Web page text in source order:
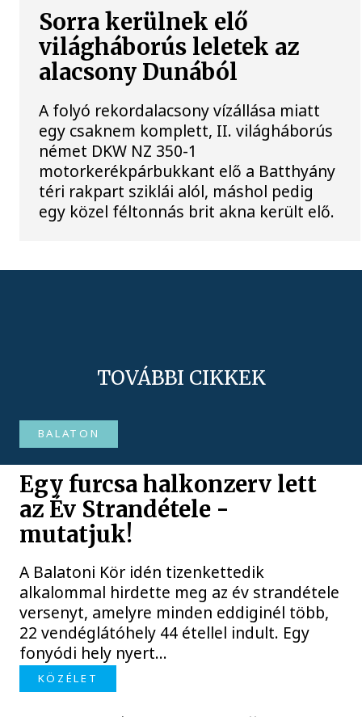
Sorra kerülnek elő
világháborús leletek az
alacsony Dunából
A folyó rekordalacsony vízállása miatt
egy csaknem komplett, II. világháborús
német DKW NZ 350-1
motorkerékpárbukkant elő a Batthyány
téri rakpart sziklái alól, máshol pedig
egy közel féltonnás brit akna került elő.
TOVÁBBI CIKKEK
BALATON
Egy furcsa halkonzerv lett
az Év Strandétele -
mutatjuk!
A Balatoni Kör idén tizenkettedik
alkalommal hirdette meg az év strandétele
versenyt, amelyre minden eddiginél több,
22 vendéglátóhely 44 étellel indult. Egy
fonyódi hely nyert...
KÖZÉLET